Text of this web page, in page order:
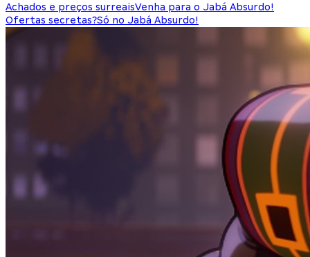
Achados e preços surreaisVenha para o Jabá Absurdo!
Ofertas secretas?Só no Jabá Absurdo!